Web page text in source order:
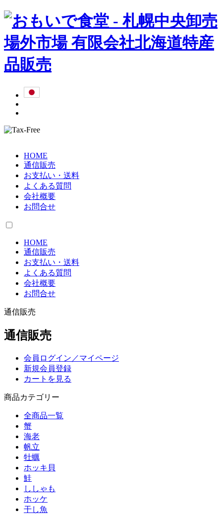
HOME
通信販売
お支払い・送料
よくある質問
会社概要
お問合せ
HOME
通信販売
お支払い・送料
よくある質問
会社概要
お問合せ
通信販売
通信販売
会員ログイン／マイページ
新規会員登録
カートを見る
商品カテゴリー
全商品一覧
蟹
海老
帆立
牡蠣
ホッキ貝
鮭
ししゃも
ホッケ
干し魚